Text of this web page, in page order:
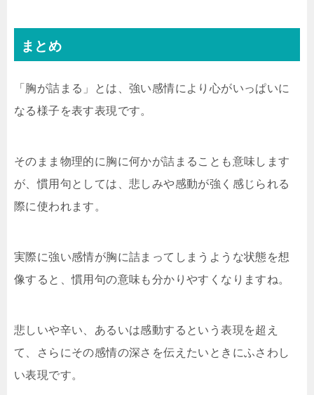
まとめ
「胸が詰まる」とは、強い感情により心がいっぱいに
なる様子を表す表現です。
そのまま物理的に胸に何かが詰まることも意味します
が、慣用句としては、悲しみや感動が強く感じられる
際に使われます。
実際に強い感情が胸に詰まってしまうような状態を想
像すると、慣用句の意味も分かりやすくなりますね。
悲しいや辛い、あるいは感動するという表現を超え
て、さらにその感情の深さを伝えたいときにふさわし
い表現です。